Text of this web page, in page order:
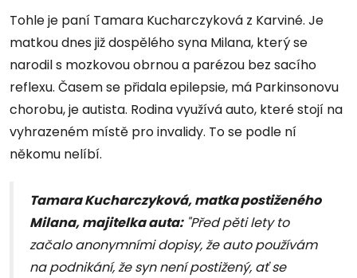
Tohle je paní Tamara Kucharczyková z Karviné. Je
matkou dnes již dospělého syna Milana, který se
narodil s mozkovou obrnou a parézou bez sacího
reflexu. Časem se přidala epilepsie, má Parkinsonovu
chorobu, je autista. Rodina využívá auto, které stojí na
vyhrazeném místě pro invalidy. To se podle ní
někomu nelíbí.
Tamara Kucharczyková, matka postiženého
Milana, majitelka auta:"Před pěti lety to
začalo anonymními dopisy, že auto používám
na podnikání, že syn není postižený, ať se